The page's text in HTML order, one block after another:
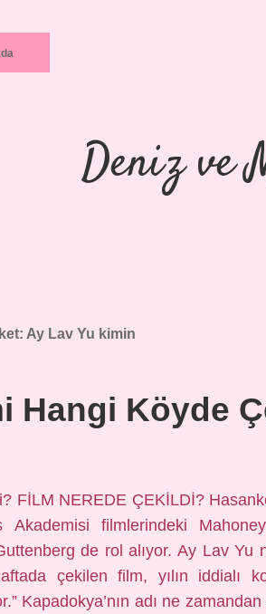
Deniz ve
Ay Lav Yu kimin
Hangi Köyde
FİLM NEREDE ÇEKİLDİ?
filmlerindeki
de rol alıyor. Ay Lav Yu
çekilen film, yılın iddialı
Kapadokya’nın adı ne